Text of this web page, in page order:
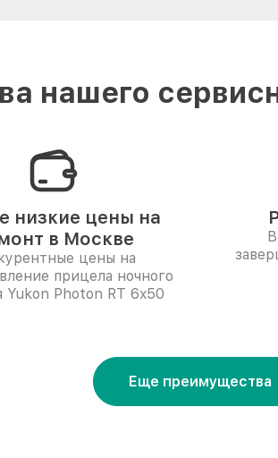
нашего
низкие цены на
в Москве
цены на
прицела ночного
Yukon Photon RT 6x50
Еще преимущества